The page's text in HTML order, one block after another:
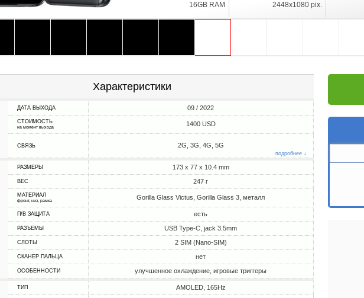
16GB RAM 2448x1080 pix.
Характеристики
ДАТА ВЫХОДА 09 / 2022
СТОИМОСТЬ
на момент выхода 1400 USD
СВЯЗЬ 2G, 3G, 4G, 5G
подробнее ↓
РАЗМЕРЫ 173 x 77 x 10.4 mm
ВЕС 247 г
МАТЕРИАЛ
фронт, низ, рамка Gorilla Glass Victus, Gorilla Glass 3, металл
П/В ЗАЩИТА есть
РАЗЪЕМЫ USB Type-C, jack 3.5mm
СЛОТЫ 2 SIM (Nano-SIM)
СКАНЕР ПАЛЬЦА нет
ОСОБЕННОСТИ улучшенное охлаждение, игровые триггеры
ТИП AMOLED, 165Hz